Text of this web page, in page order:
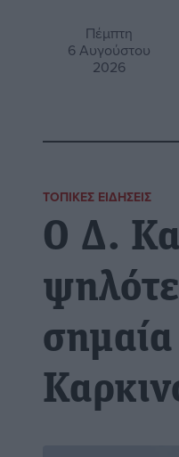
Πέμπτη
6 Αυγούστου
2026
ΤΟΠΙΚΈΣ ΕΙΔΉΣΕΙΣ
Ο Δ.